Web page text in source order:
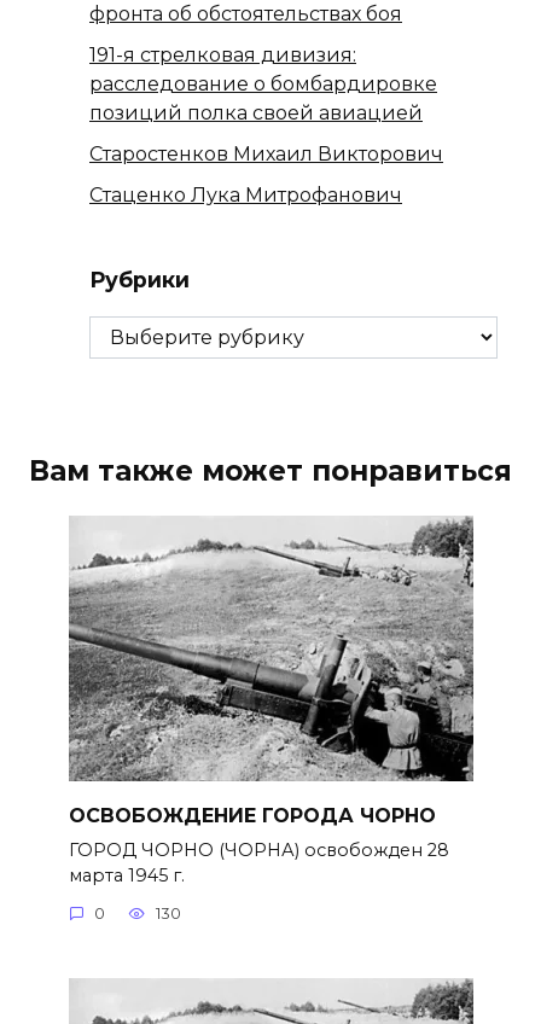
фронта об обстоятельствах боя
191-я стрелковая дивизия:
расследование о бомбардировке
позиций полка своей авиацией
Старостенков Михаил Викторович
Стаценко Лука Митрофанович
Рубрики
Рубрики
Вам также может понравиться
ОСВОБОЖДЕНИЕ ГОРОДА ЧОРНО
ГОРОД ЧОРНО (ЧОРНА) освобожден 28
марта 1945 г.
0 130